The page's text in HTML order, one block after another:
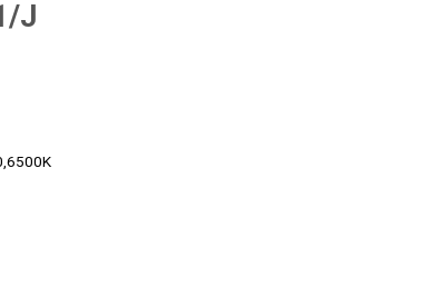
J